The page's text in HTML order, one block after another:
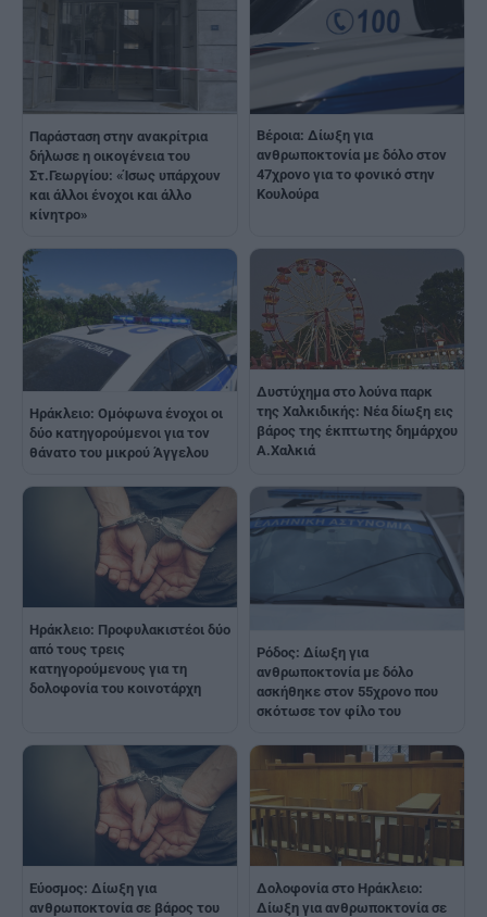
Παράσταση στην ανακρίτρια
δήλωσε η οικογένεια του
Στ.Γεωργίου: «Ίσως υπάρχουν
και άλλοι ένοχοι και άλλο
κίνητρο»
Βέροια: Δίωξη για
ανθρωποκτονία με δόλο στον
47χρονο για το φονικό στην
Κουλούρα
Ηράκλειο: Ομόφωνα ένοχοι οι
δύο κατηγορούμενοι για τον
θάνατο του μικρού Άγγελου
Δυστύχημα στο λούνα παρκ
της Χαλκιδικής: Νέα δίωξη εις
βάρος της έκπτωτης δημάρχου
Α.Χαλκιά
Ηράκλειο: Προφυλακιστέοι δύο
από τους τρεις
κατηγορούμενους για τη
δολοφονία του κοινοτάρχη
Ρόδος: Δίωξη για
ανθρωποκτονία με δόλο
ασκήθηκε στον 55χρονο που
σκότωσε τον φίλο του
Εύοσμος: Δίωξη για
ανθρωποκτονία σε βάρος του
Δολοφονία στο Ηράκλειο:
Δίωξη για ανθρωποκτονία σε